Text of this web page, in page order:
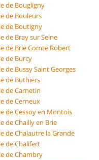
de Bougligny
de Bouleurs
de Boutigny
de Bray sur Seine
de Brie Comte Robert
de Burcy
de Bussy Saint Georges
de Buthiers
de Carnetin
de Cerneux
de Cessoy en Montois
de Chailly en Brie
de Chalautre la Grande
de Chalifert
de Chambry